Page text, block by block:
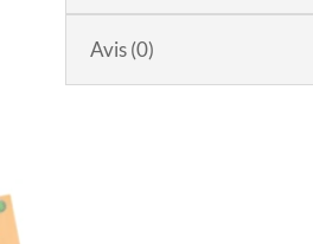
–
250Avis (0)